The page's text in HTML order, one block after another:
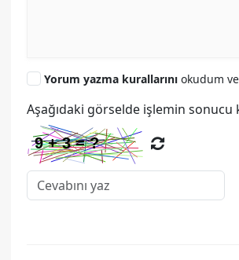
Yorum yazma kurallarını okudum
Aşağıdaki görselde işlemin sonucu